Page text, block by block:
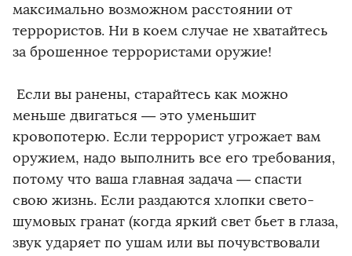
максимально возможном расстоянии от
террористов. Ни в коем случае не хватайтесь
за брошенное террористами оружие!
Если вы ранены, старайтесь как можно
меньше двигаться — это уменьшит
кровопотерю. Если террорист угрожает вам
оружием, надо выполнить все его требования,
потому что ваша главная задача — спасти
свою жизнь. Если раздаются хлопки свето-
шумовых гранат (когда яркий свет бьет в глаза,
звук ударяет по ушам или вы почувствовали